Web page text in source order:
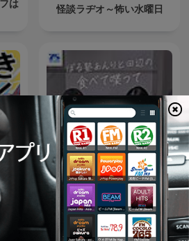
は
怪談ラヂオ～怖い水曜日
ぼる塾あんりと田辺の食べ
て喋って